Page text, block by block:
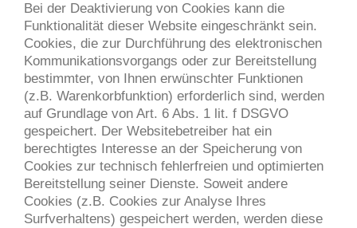
Bei der Deaktivierung von Cookies kann die
Funktionalität dieser Website eingeschränkt sein.
Cookies, die zur Durchführung des elektronischen
Kommunikationsvorgangs oder zur Bereitstellung
bestimmter, von Ihnen erwünschter Funktionen
(z.B. Warenkorbfunktion) erforderlich sind, werden
auf Grundlage von Art. 6 Abs. 1 lit. f DSGVO
gespeichert. Der Websitebetreiber hat ein
berechtigtes Interesse an der Speicherung von
Cookies zur technisch fehlerfreien und optimierten
Bereitstellung seiner Dienste. Soweit andere
Cookies (z.B. Cookies zur Analyse Ihres
Surfverhaltens) gespeichert werden, werden diese